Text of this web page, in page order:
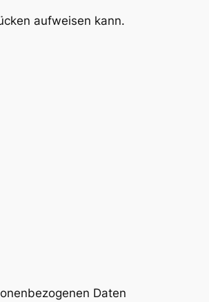
aufweisen kann.
Daten